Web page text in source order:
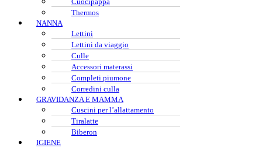
Thermos
NANNA
Lettini
Lettini da viaggio
Culle
Accessori materassi
Completi piumone
Corredini culla
GRAVIDANZA E MAMMA
Cuscini per l’allattamento
Tiralatte
Biberon
IGIENE